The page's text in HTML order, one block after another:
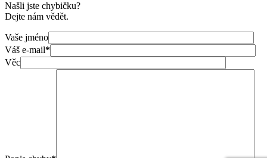
Našli jste chybičku?
Dejte nám vědět.
Vaše jméno
Váš e-mail*
Věc